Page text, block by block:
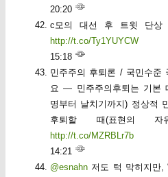
20:20
c모의 대선 후 트윗 단상
http://t.co/Ty1YUYCW
15:18
민주주의 후퇴론 / 국민수준
요 — 민주주의후퇴는 기본
명부터 날치기까지) 정상적
후퇴할 때(표현의
http://t.co/MZRBLr7b
14:21
@esnahn 저도 턱 막히지만,